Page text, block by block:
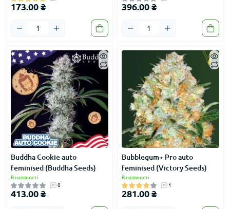
173.00 ₴ 396.00 ₴
Buddha Cookie auto
feminised (Buddha Seeds)
В наявності
0
413.00 ₴
Bubblegum+ Pro auto
feminised (Victory Seeds)
В наявності
1
281.00 ₴